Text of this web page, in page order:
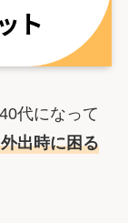
代になって
外出時に困る